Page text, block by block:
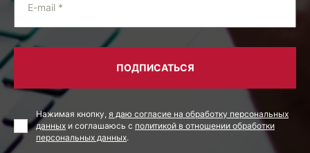
E-mail *
ПОДПИСАТЬСЯ
Нажимая кнопку, я даю согласие на обработку персональных
данных и соглашаюсь с политикой в отношении обработки
персональных данных.